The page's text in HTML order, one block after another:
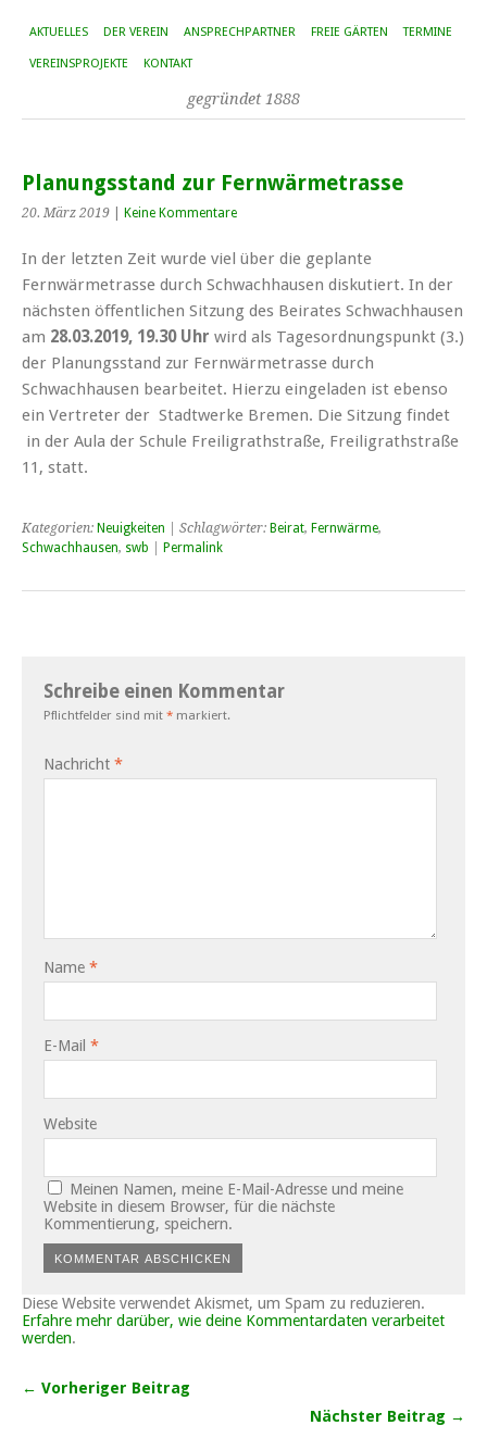
AKTUELLES DER VEREIN ANSPRECHPARTNER FREIE GÄRTEN TERMINE
VEREINSPROJEKTE KONTAKT
gegründet 1888
Planungsstand zur Fernwärmetrasse
20. März 2019 Keine Kommentare
In der letzten Zeit wurde viel über die geplante
Fernwärmetrasse durch Schwachhausen diskutiert. In der
nächsten öffentlichen Sitzung des Beirates Schwachhausen
am 28.03.2019, 19.30 Uhr wird als Tagesordnungspunkt (3.)
der Planungsstand zur Fernwärmetrasse durch
Schwachhausen bearbeitet. Hierzu eingeladen ist ebenso
ein Vertreter der Stadtwerke Bremen. Die Sitzung findet
in der Aula der Schule Freiligrathstraße, Freiligrathstraße
11, statt.
Kategorien: Neuigkeiten | Schlagwörter: Beirat, Fernwärme,
Schwachhausen, swb Permalink
Schreibe einen Kommentar
Pflichtfelder sind mit * markiert.
Nachricht *
Name *
E-Mail *
Website
Meinen Namen, meine E-Mail-Adresse und meine
Website in diesem Browser, für die nächste
Kommentierung, speichern.
Diese Website verwendet Akismet, um Spam zu reduzieren.
Erfahre mehr darüber, wie deine Kommentardaten verarbeitet
werden.
← Vorheriger Beitrag
Nächster Beitrag →